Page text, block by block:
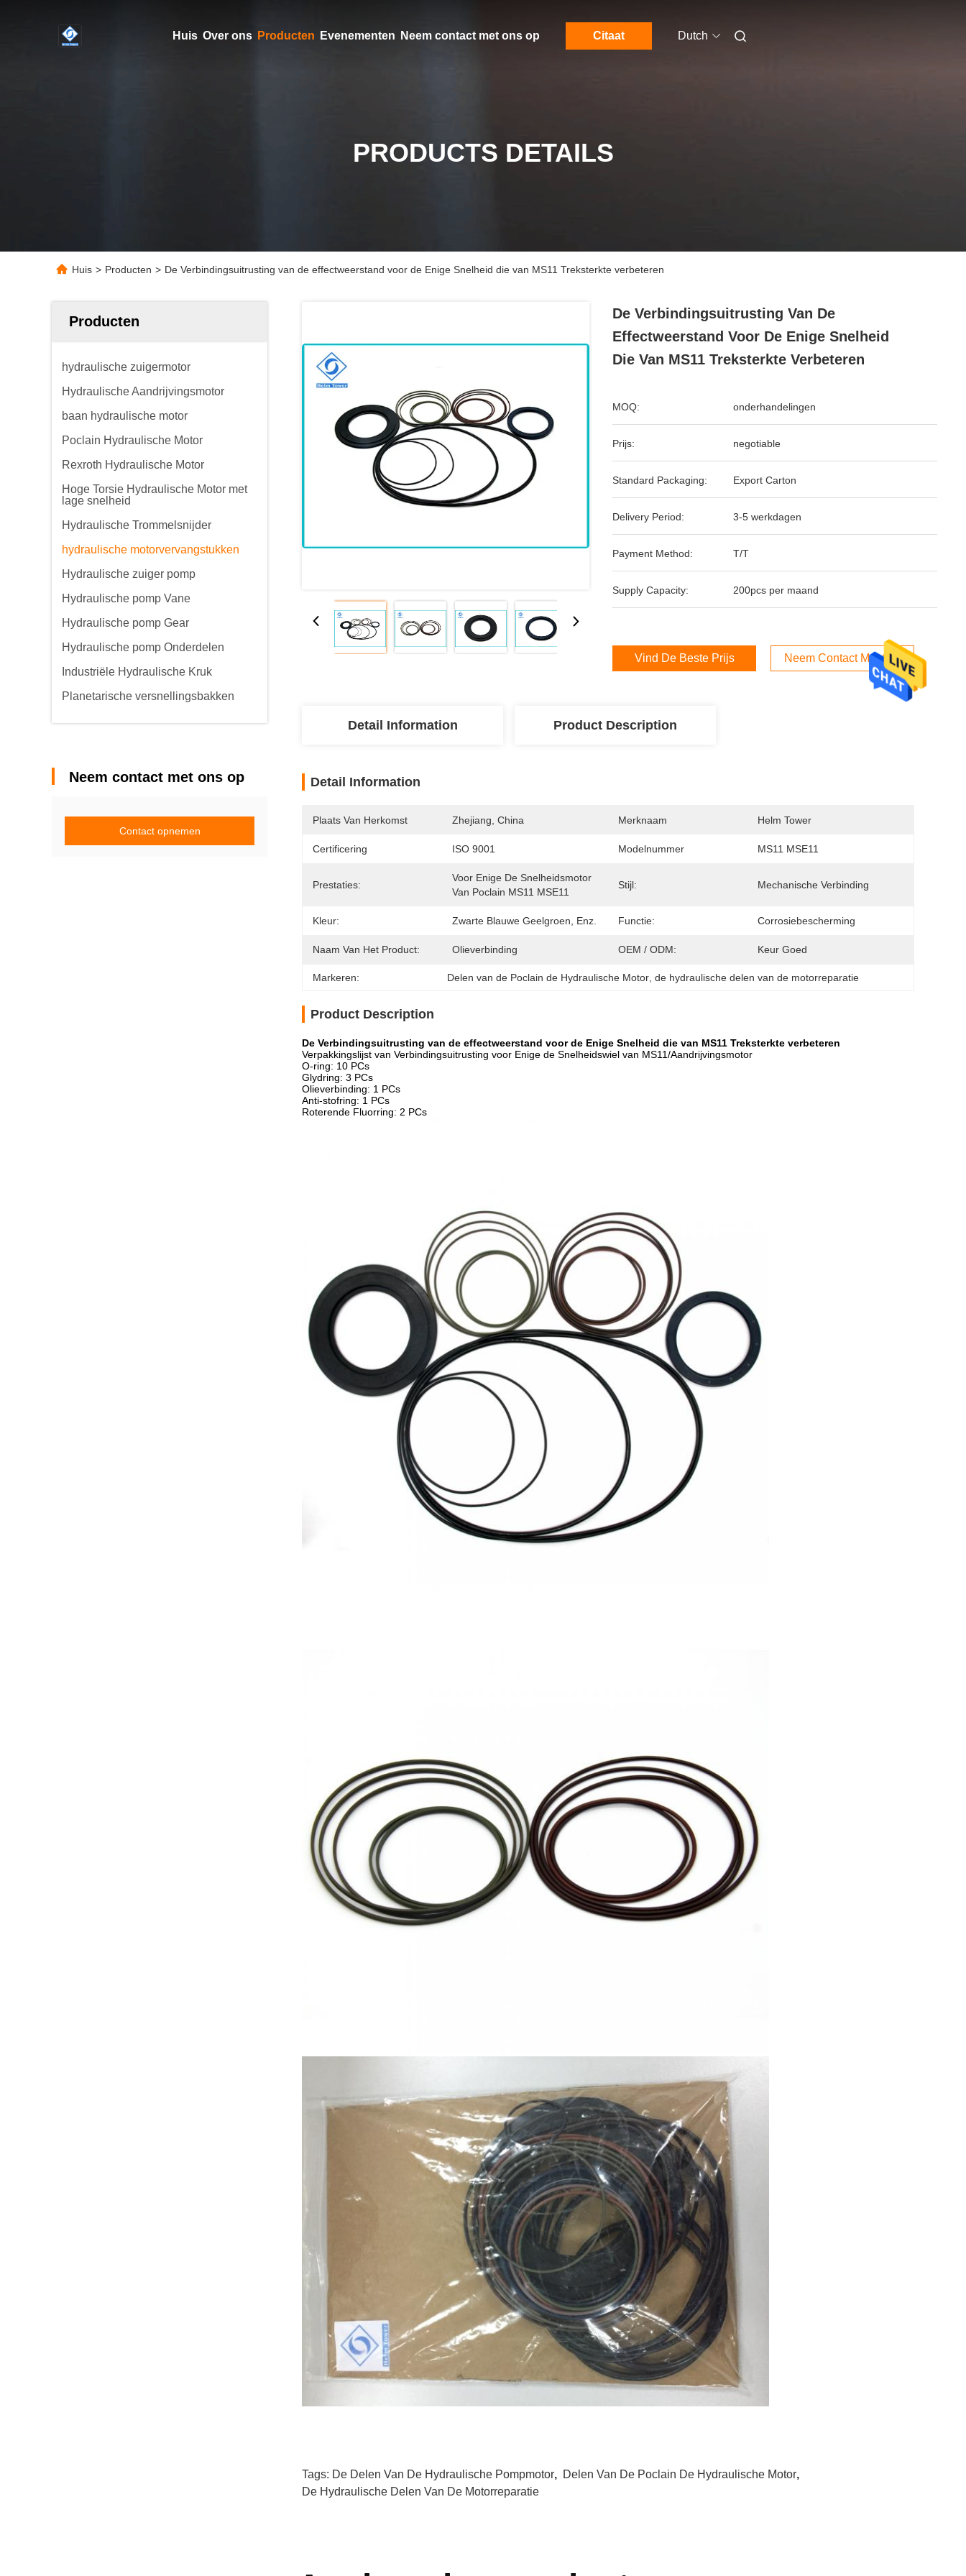
Huis Over ons Producten Evenementen Neem contact met ons op Citaat Dutch
PRODUCTS DETAILS
Huis > Producten > De Verbindingsuitrusting van de effectweerstand voor de Enige Snelheid die van MS11 Treksterkte verbeteren
Producten
hydraulische zuigermotor
Hydraulische Aandrijvingsmotor
baan hydraulische motor
Poclain Hydraulische Motor
Rexroth Hydraulische Motor
Hoge Torsie Hydraulische Motor met
lage snelheid
Hydraulische Trommelsnijder
hydraulische motorvervangstukken
Hydraulische zuiger pomp
Hydraulische pomp Vane
Hydraulische pomp Gear
Hydraulische pomp Onderdelen
Industriële Hydraulische Kruk
Planetarische versnellingsbakken
Neem contact met ons op
Contact opnemen
De Verbindingsuitrusting Van De
Effectweerstand Voor De Enige Snelheid
Die Van MS11 Treksterkte Verbeteren
MOQ: onderhandelingen
Prijs: negotiable
Standard Packaging: Export Carton
Delivery Period: 3-5 werkdagen
Payment Method: T/T
Supply Capacity: 200pcs per maand
Vind De Beste Prijs Neem Contact Met Ons Op
Detail Information Product Description
Detail Information
Plaats Van Herkomst Zhejiang, China Merknaam Helm Tower
Certificering ISO 9001 Modelnummer MS11 MSE11
Prestaties:
Voor Enige De Snelheidsmotor
Van Poclain MS11 MSE11
Stijl: Mechanische Verbinding
Kleur: Zwarte Blauwe Geelgroen, Enz. Functie: Corrosiebescherming
Naam Van Het Product: Olieverbinding OEM / ODM: Keur Goed
Markeren: Delen van de Poclain de Hydraulische Motor , de hydraulische delen van de motorreparatie
Product Description
De Verbindingsuitrusting van de effectweerstand voor de Enige Snelheid die van MS11 Treksterkte verbeteren
Verpakkingslijst van Verbindingsuitrusting voor Enige de Snelheidswiel van MS11/Aandrijvingsmotor
O-ring: 10 PCs
Glydring: 3 PCs
Olieverbinding: 1 PCs
Anti-stofring: 1 PCs
Roterende Fluorring: 2 PCs
Tags: De Delen Van De Hydraulische Pompmotor, Delen Van De Poclain De Hydraulische Motor,
De Hydraulische Delen Van De Motorreparatie